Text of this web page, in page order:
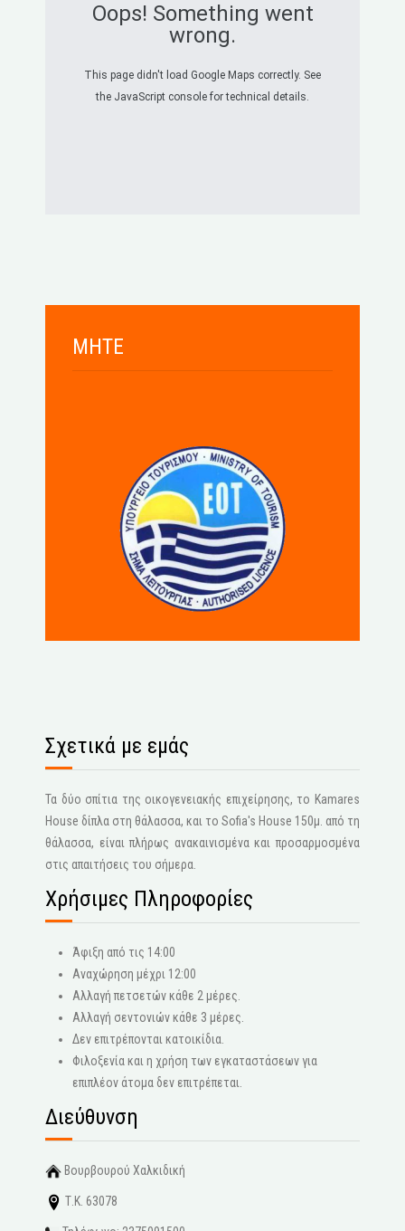
Oops! Something went
wrong.
This page didn't load Google Maps correctly. See
the JavaScript console for technical details.
MHTE
Σχετικά με εμάς
Τα δύο σπίτια της οικογενειακής επιχείρησης, το Kamares
House δίπλα στη θάλασσα, και το Sofia's House 150μ. από τη
θάλασσα, είναι πλήρως ανακαινισμένα και προσαρμοσμένα
στις απαιτήσεις του σήμερα.
Χρήσιμες Πληροφορίες
Άφιξη από τις 14:00
Αναχώρηση μέχρι 12:00
Αλλαγή πετσετών κάθε 2 μέρες.
Αλλαγή σεντονιών κάθε 3 μέρες.
Δεν επιτρέπονται κατοικίδια.
Φιλοξενία και η χρήση των εγκαταστάσεων για
επιπλέον άτομα δεν επιτρέπεται.
Διεύθυνση
Βουρβουρού Χαλκιδική
Τ.Κ. 63078